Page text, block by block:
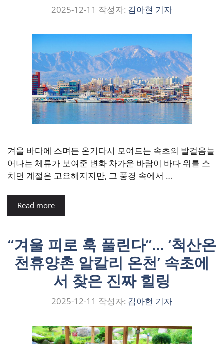
2025-12-11 작성자: 김아현 기자
겨울 바다에 스며든 온기다시 모여드는 속초의 발걸음늘
어나는 체류가 보여준 변화 차가운 바람이 바다 위를 스
치면 계절은 고요해지지만, 그 풍경 속에서 …
Read more
“겨울 피로 훅 풀린다”… ‘척산온
천휴양촌 알칼리 온천’ 속초에
서 찾은 진짜 힐링
2025-12-11 작성자: 김아현 기자